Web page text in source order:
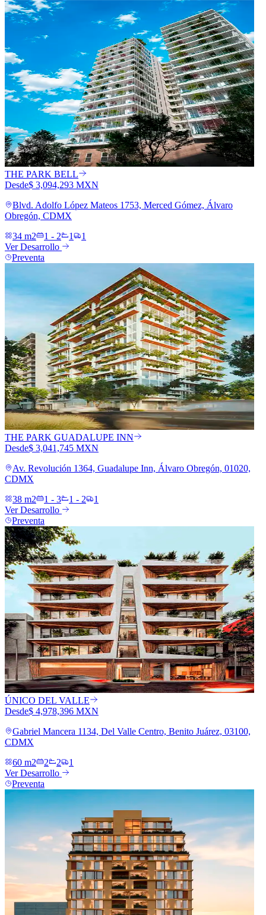
THE PARK BELL
Desde$ 3,094,293 MXN
Blvd. Adolfo López Mateos 1753, Merced Gómez, Álvaro
Obregón, CDMX
34 m2
1 - 2 1
1
Ver Desarrollo
Preventa
THE PARK GUADALUPE INN
Desde$ 3,041,745 MXN
Av. Revolución 1364, Guadalupe Inn, Álvaro Obregón, 01020,
CDMX
38 m2
1 - 3 1 - 2
1
Ver Desarrollo
Preventa
ÚNICO DEL VALLE
Desde$ 4,978,396 MXN
Gabriel Mancera 1134, Del Valle Centro, Benito Juárez, 03100,
CDMX
60 m2
2 2
1
Ver Desarrollo
Preventa